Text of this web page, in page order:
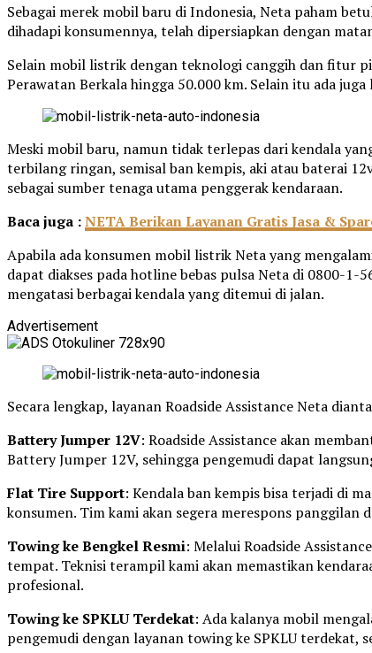
Sebagai merek mobil baru di Indonesia, Neta paham
dihadapi konsumennya, telah dipersiapkan dengan
Selain mobil listrik dengan teknologi canggih dan fitur
Perawatan Berkala hingga 50.000 km. Selain itu ada juga
Meski mobil baru, namun tidak terlepas dari kendala
terbilang ringan, semisal ban kempis, aki atau baterai
sebagai sumber tenaga utama penggerak kendaraan.
Baca juga :NETA Berikan Layanan Gratis Jasa &
Apabila ada konsumen mobil listrik Neta yang
dapat diakses pada hotline bebas pulsa Neta di 0800-
mengatasi berbagai kendala yang ditemui di jalan.
Advertisement
Secara lengkap, layanan Roadside Assistance Neta
Battery Jumper 12V: Roadside Assistance akan
Battery Jumper 12V, sehingga pengemudi dapat
Flat Tire Support: Kendala ban kempis bisa terjadi di
konsumen. Tim kami akan segera merespons
Towing ke Bengkel Resmi: Melalui Roadside
tempat. Teknisi terampil kami akan memastikan
profesional.
Towing ke SPKLU Terdekat: Ada kalanya mobil
pengemudi dengan layanan towing ke SPKLU terdekat,